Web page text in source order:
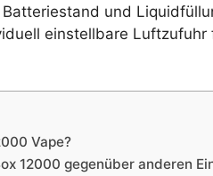
und
einstellbare Luftzufuhr
Vape?
12000 gegenüber anderen